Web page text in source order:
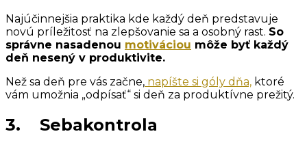
Najúčinnejšia praktika kde každý deň predstavuje
novú príležitosť na zlepšovanie sa a osobný rast. So
správne nasadenou motiváciou môže byť každý
deň nesený v produktivite.
Než sa deň pre vás začne, napíšte si góly dňa, ktoré
vám umožnia „odpísať“ si deň za produktívne prežitý.
3. Sebakontrola